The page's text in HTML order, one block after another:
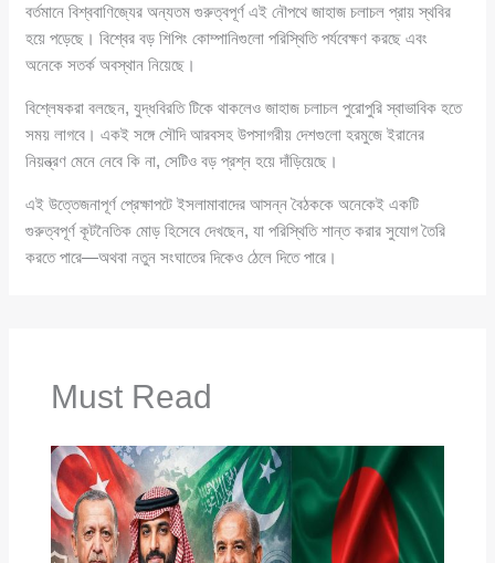
বর্তমানে বিশ্ববাণিজ্যের অন্যতম গুরুত্বপূর্ণ এই নৌপথে জাহাজ চলাচল প্রায় স্থবির
হয়ে পড়েছে। বিশ্বের বড় শিপিং কোম্পানিগুলো পরিস্থিতি পর্যবেক্ষণ করছে এবং
অনেকে সতর্ক অবস্থান নিয়েছে।
বিশ্লেষকরা বলছেন, যুদ্ধবিরতি টিকে থাকলেও জাহাজ চলাচল পুরোপুরি স্বাভাবিক হতে
সময় লাগবে। একই সঙ্গে সৌদি আরবসহ উপসাগরীয় দেশগুলো হরমুজে ইরানের
নিয়ন্ত্রণ মেনে নেবে কি না, সেটিও বড় প্রশ্ন হয়ে দাঁড়িয়েছে।
এই উত্তেজনাপূর্ণ প্রেক্ষাপটে ইসলামাবাদের আসন্ন বৈঠককে অনেকেই একটি
গুরুত্বপূর্ণ কূটনৈতিক মোড় হিসেবে দেখছেন, যা পরিস্থিতি শান্ত করার সুযোগ তৈরি
করতে পারে—অথবা নতুন সংঘাতের দিকেও ঠেলে দিতে পারে।
Must Read